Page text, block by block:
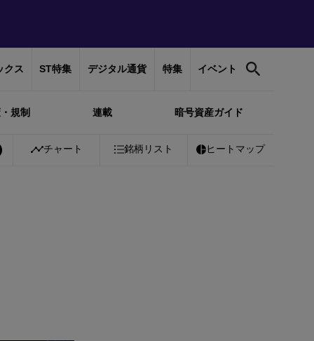
クス ST特集 デジタル通貨 特集 イベント
規制 連載 暗号資産ガイド
Bitcoin ￥10,186,961+ 0.84% Ethereum ￥300,754
チャート 銘柄リスト ヒートマップ